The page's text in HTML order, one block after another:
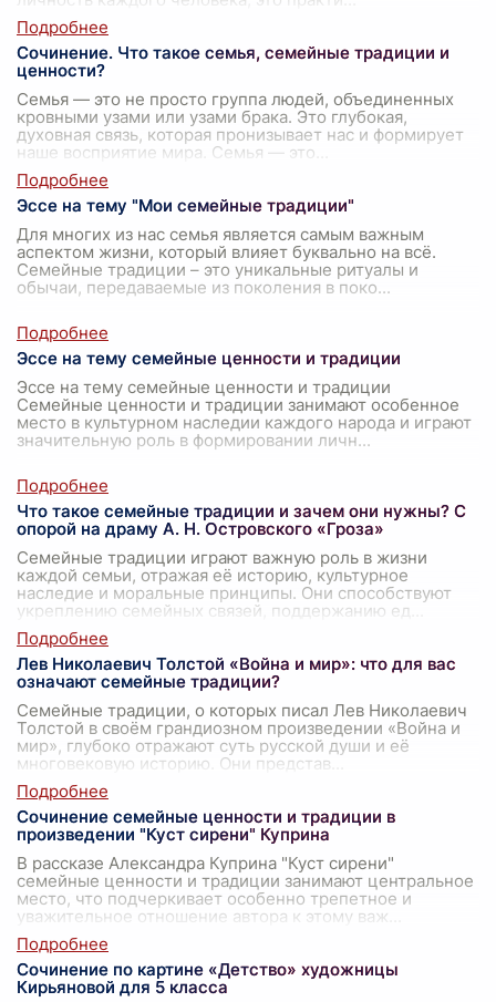
Сочинение. Что такое семья, семейные традиции и
ценности?
Семья — это не просто группа людей, объединенных
кровными узами или узами брака. Это глубокая,
духовная связь, которая пронизывает нас и формирует
наше восприятие мира. Семья — это
Эссе на тему "Мои семейные традиции"
Для многих из нас семья является самым важным
аспектом жизни, который влияет буквально на всё.
Семейные традиции – это уникальные ритуалы и
обычаи, передаваемые из поколения в поко...
Эссе на тему семейные ценности и традиции
Эссе на тему семейные ценности и традиции
Семейные ценности и традиции занимают особенное
место в культурном наследии каждого народа и играют
значительную роль в формировании личн...
Что такое семейные традиции и зачем они нужны? С
опорой на драму А. Н. Островского «Гроза»
Семейные традиции играют важную роль в жизни
каждой семьи, отражая её историю, культурное
наследие и моральные принципы. Они способствуют
укреплению семейных связей, поддержанию ед
Лев Николаевич Толстой «Война и мир»: что для вас
означают семейные традиции?
Семейные традиции, о которых писал Лев Николаевич
Толстой в своём грандиозном произведении «Война и
мир», глубоко отражают суть русской души и её
многовековую историю. Они представ
Сочинение семейные ценности и традиции в
произведении "Куст сирени" Куприна
В рассказе Александра Куприна "Куст сирени"
семейные ценности и традиции занимают центральное
место, что подчеркивает особенно трепетное и
уважительное отношение автора к этому важ
Сочинение по картине «Детство» художницы
Кирьяновой для 5 класса